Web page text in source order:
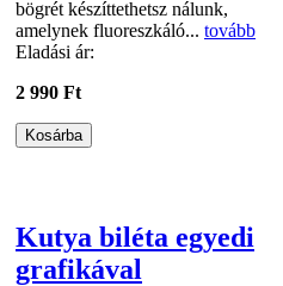
bögrét készíttethetsz nálunk,
amelynek fluoreszkáló... tovább
Eladási ár:
2 990 Ft
Kutya biléta egyedi
grafikával